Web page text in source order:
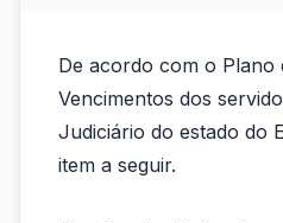
De
acordo
com
o
De acordo com o Plano
Vencimentos dos
Judiciário do estado do
item a seguir.